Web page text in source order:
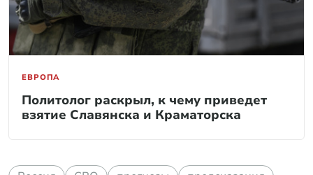
ЕВРОПА
Политолог раскрыл, к чему приведет
взятие Славянска и Краматорска